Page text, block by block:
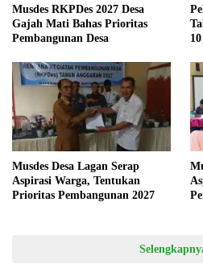
Musdes RKPDes 2027 Desa
Gajah Mati Bahas Prioritas
Pembangunan Desa
Musdes Desa Lagan Serap
Aspirasi Warga, Tentukan
Prioritas Pembangunan 2027